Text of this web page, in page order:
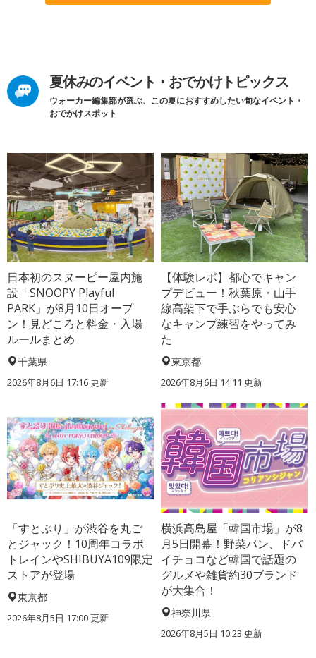
夏休みのイベント・おでかけトピックス
ウォーカー編集部が選ぶ、この夏におすすめしたい旬なイベント・
おでかけスポット
日本初のスヌーピー屋内施
設「SNOOPY Playful
PARK」が8月10日オープ
ン！見どころと料金・入場
ルールまとめ
千葉県
2026年8月6日 17:16更新
【体験レポ】都心でキャン
プデビュー！秋葉原・山手
線高架下で手ぶらでも安心
なキャンプ練習をやってみ
た
東京都
2026年8月6日 14:11 更新
「すとぷり」が渋谷を丸ご
とジャック！10周年コラボ
トレインやSHIBUYA109限定
ストアが登場
東京都
2026年8月5日 17:00更新
横浜高島屋「韓国市場」が8
月5日開幕！野菜パン、ドバ
イチョコなど韓国で話題の
グルメや雑貨約30ブランド
が大集合！
神奈川県
2026年8月5日 10:23 更新